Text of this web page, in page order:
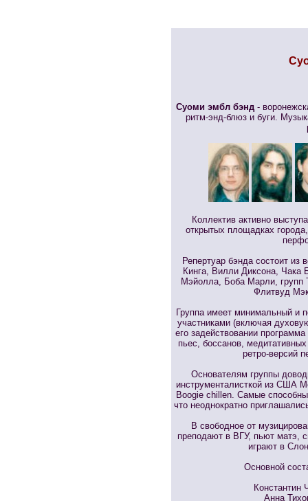
Суоми эмбл бэнд -
ритм-энд-блюз и буги.
Коллектив активно
открытых площадках
Репертуар бэнда состоит из
Кинга, Вилли Диксона,
Мэйолла, Боба Марли, групп
Флитвуд
Группа имеет минимальный и
участниками (включая
его задействовании
пьес, боссанов,
ретро-версий
Основателям группы
инструменталисткой из США
Boogie chillen. Самые
что неоднократно
В свободное от
преподают в ВГУ, пьют матэ,
играют в
Основной
Константин
Анна